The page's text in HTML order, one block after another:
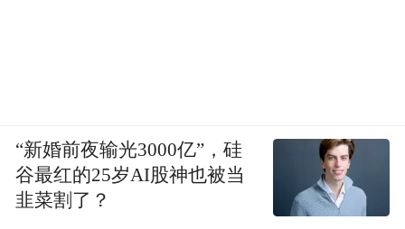
“新婚前夜输光3000亿”，硅
谷最红的25岁AI股神也被当
韭菜割了？